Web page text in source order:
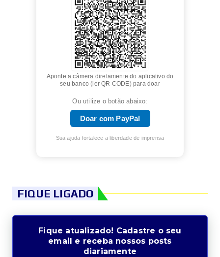
Aponte a câmera diretamente do aplicativo do
seu banco (ler QR CODE) para doar
Ou utilize o botão abaixo:
Doar com PayPal
Sua ajuda fortalece a liberdade de imprensa
FIQUE LIGADO
Fique atualizado! Cadastre o seu
email e receba nossos posts
diariamente